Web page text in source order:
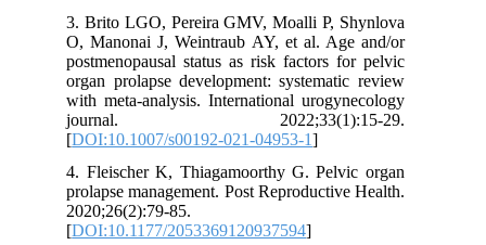
3. Brito LGO, Pereira GMV, Moalli P, Shynlova
O, Manonai J, Weintraub AY, et al. Age and/or
postmenopausal status as risk factors for pelvic
organ prolapse development: systematic review
with meta-analysis. International urogynecology
journal. 2022;33(1):15-29.
[DOI:10.1007/s00192-021-04953-1
4. Fleischer K, Thiagamoorthy G. Pelvic organ
prolapse management. Post Reproductive Health.
2020;26(2):79-85.
[DOI:10.1177/2053369120937594